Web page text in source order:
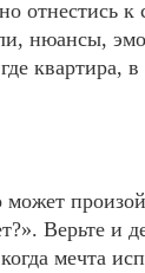
отнестись к
нюансы,
квартира, в
Верьте и
мечта